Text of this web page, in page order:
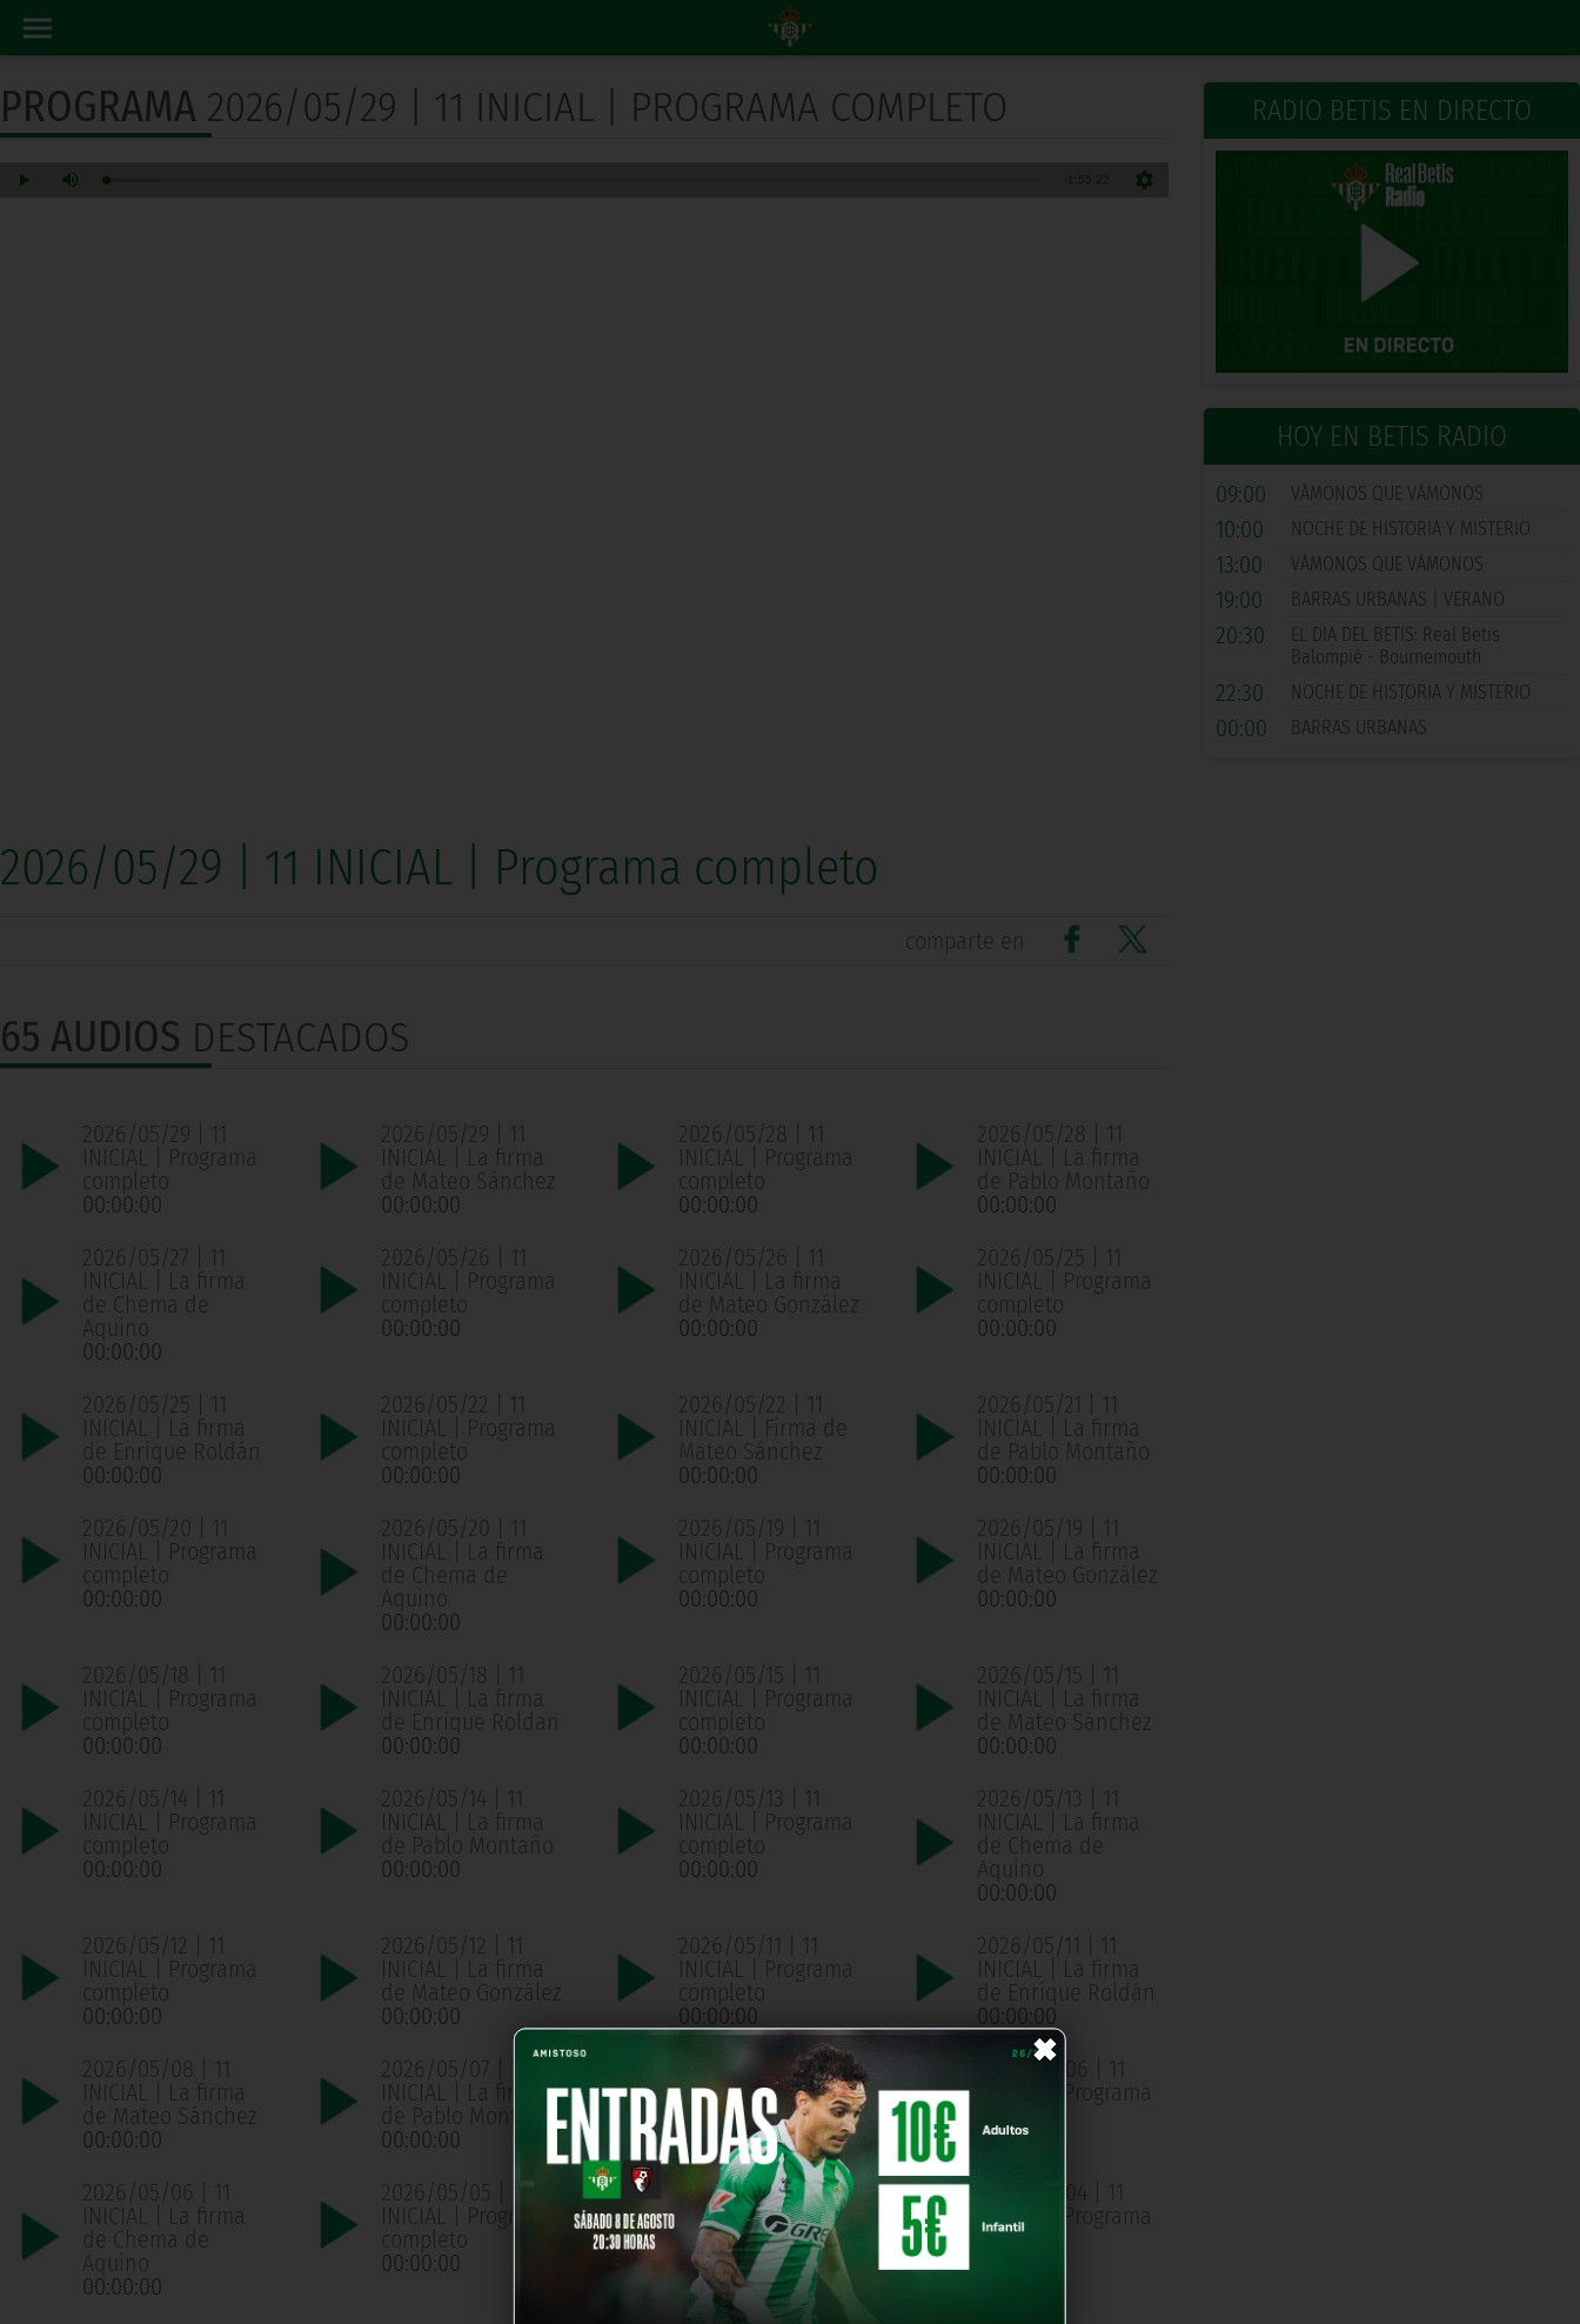
×
RADIO BETIS EN DIRECTO
HOY EN BETIS RADIO
09:00 VÁMONOS QUE VÁMONOS
10:00 NOCHE DE HISTORIA Y MISTERIO
13:00 VÁMONOS QUE VÁMONOS
19:00 BARRAS URBANAS | VERANO
20:30
EL DIA DEL BETIS: Real Betis
Balompié - Bournemouth
22:30 NOCHE DE HISTORIA Y MISTERIO
00:00 BARRAS URBANAS
PROGRAMA 2026/05/29 | 11 INICIAL | PROGRAMA COMPLETO
2026/05/29 | 11 INICIAL | Programa completo
comparte en
65 AUDIOS DESTACADOS
2026/05/29 | 11
INICIAL | Programa
completo
00:00:00
2026/05/29 | 11
INICIAL | La firma
de Mateo Sánchez
00:00:00
2026/05/28 | 11
INICIAL | Programa
completo
00:00:00
2026/05/28 | 11
INICIAL | La firma
de Pablo Montaño
00:00:00
2026/05/27 | 11
INICIAL | La firma
de Chema de
Aquino
00:00:00
2026/05/26 | 11
INICIAL | Programa
completo
00:00:00
2026/05/26 | 11
INICIAL | La firma
de Mateo González
00:00:00
2026/05/25 | 11
INICIAL | Programa
completo
00:00:00
2026/05/25 | 11
INICIAL | La firma
de Enrique Roldán
00:00:00
2026/05/22 | 11
INICIAL | Programa
completo
00:00:00
2026/05/22 | 11
INICIAL | Firma de
Mateo Sánchez
00:00:00
2026/05/21 | 11
INICIAL | La firma
de Pablo Montaño
00:00:00
2026/05/20 | 11
INICIAL | Programa
completo
00:00:00
2026/05/20 | 11
INICIAL | La firma
de Chema de
Aquino
00:00:00
2026/05/19 | 11
INICIAL | Programa
completo
00:00:00
2026/05/19 | 11
INICIAL | La firma
de Mateo González
00:00:00
2026/05/18 | 11
INICIAL | Programa
completo
00:00:00
2026/05/18 | 11
INICIAL | La firma
de Enrique Roldan
00:00:00
2026/05/15 | 11
INICIAL | Programa
completo
00:00:00
2026/05/15 | 11
INICIAL | La firma
de Mateo Sánchez
00:00:00
2026/05/14 | 11
INICIAL | Programa
completo
00:00:00
2026/05/14 | 11
INICIAL | La firma
de Pablo Montaño
00:00:00
2026/05/13 | 11
INICIAL | Programa
completo
00:00:00
2026/05/13 | 11
INICIAL | La firma
de Chema de
Aquino
00:00:00
2026/05/12 | 11
INICIAL | Programa
completo
00:00:00
2026/05/12 | 11
INICIAL | La firma
de Mateo González
00:00:00
2026/05/11 | 11
INICIAL | Programa
completo
00:00:00
2026/05/11 | 11
INICIAL | La firma
de Enrique Roldán
00:00:00
2026/05/08 | 11
INICIAL | La firma
de Mateo Sánchez
00:00:00
2026/05/07 | 11
INICIAL | La firma
de Pablo Montaño
00:00:00
2026/05/07 | 11
INICIAL | Programa
completo
00:00:00
2026/05/06 | 11
INICIAL | Programa
00:00:00
2026/05/06 | 11
INICIAL | La firma
de Chema de
Aquino
00:00:00
2026/05/05 | 11
INICIAL | Programa
completo
00:00:00
2026/05/05 | 11
INICIAL | La firma
de Mateo González
00:00:00
2026/05/04 | 11
INICIAL | Programa
completo